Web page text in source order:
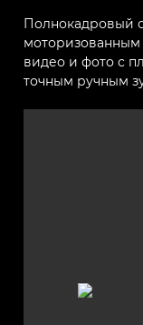
Полнокадровый
видео и фото с
точным ручным